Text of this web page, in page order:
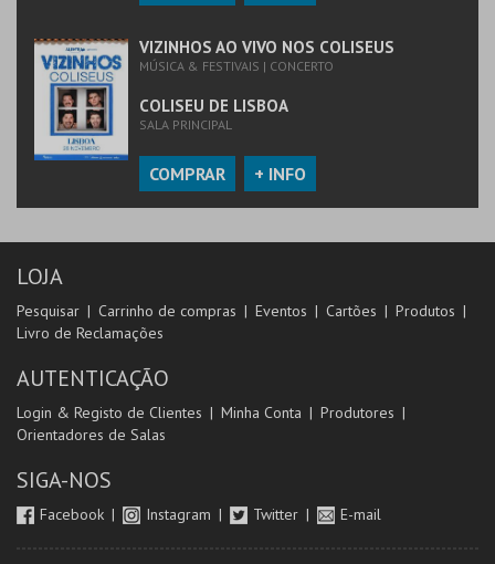
VIZINHOS AO VIVO NOS COLISEUS
MÚSICA & FESTIVAIS | CONCERTO
COLISEU DE LISBOA
SALA PRINCIPAL
COMPRAR + INFO
LOJA
Pesquisar Carrinho de compras Eventos Cartões
Produtos
Livro de Reclamações
AUTENTICAÇÃO
Login & Registo de Clientes Minha Conta
Produtores
Orientadores de Salas
SIGA-NOS
Facebook Instagram Twitter E-mail